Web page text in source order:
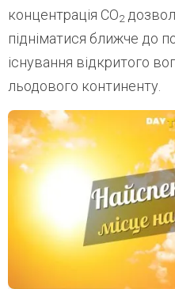
концентрація CO2
підніматися ближче до
існування відкритого
льодового континенту.